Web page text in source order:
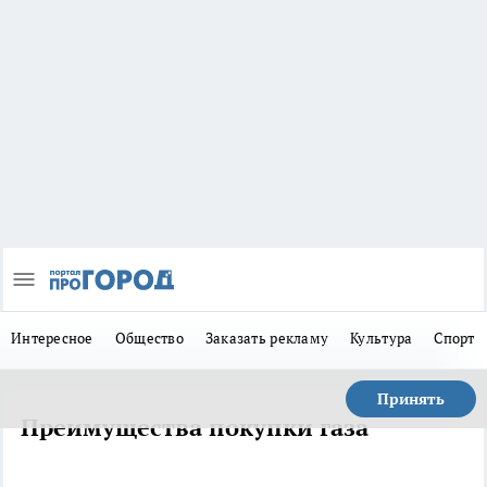
Интересное Общество Заказать рекламу Культура Спорт
Принять
Преимущества покупки газа